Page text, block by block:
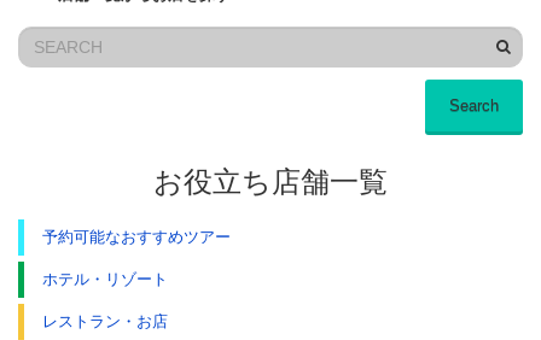
Search
お役立ち店舗一覧
予約可能なおすすめツアー
ホテル・リゾート
レストラン・お店